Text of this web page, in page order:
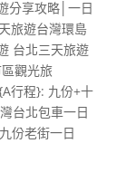
分享攻略│一日
旅遊台灣環島
台北三天旅遊
觀光旅
行程}: 九份+十
台北包車一日
份老街一日